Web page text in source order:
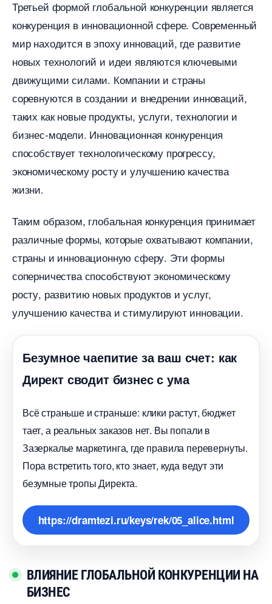
Третьей формой глобальной конкуренции является
конкуренция в инновационной сфере.​ Современный
мир находится в эпоху инноваций, где развитие
новых технологий и идеи являются ключевыми
движущими силами.​ Компании и страны
соревнуются в создании и внедрении инноваций,
таких как новые продукты, услуги, технологии и
изнес-модели.​ Инновационная конкуренция
способствует технологическому прогрессу,
экономическому росту и улучшению качества
жизни.
Таким образом, глобальная конкуренция принимает
различные формы, которые охватывают компании,
страны и инновационную сферу. Эти формы
соперничества способствуют экономическому
росту, развитию новых продуктов и услуг,
улучшению качества и стимулируют инновации.​
Безумное чаепитие за ваш счет: как
Директ сводит бизнес с ума
сё страньше и страньше: клики растут, бюджет
тает, а реальных заказов нет. Вы попали
Зазеркалье маркетинга, где правила перевернуты.
Пора встретить того, кто знает, куда ведут эти
езумные тропы Директа.
https://dramtezi.ru/keys/rek/05_alice.html
ЛИЯНИЕ ГЛОБАЛЬНОЙ КОНКУРЕНЦИИ НА
БИЗНЕС